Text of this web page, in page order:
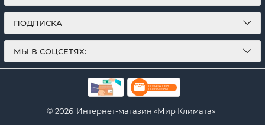
ПОДПИСКА
МЫ В СОЦСЕТЯХ:
© 2026 Интернет-магазин «Мир Климата»